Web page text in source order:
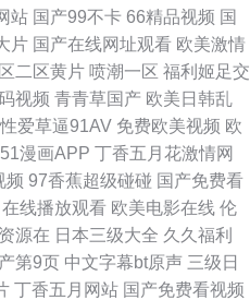
站 国产99不卡 66精品视频 国
片 国产在线网址观看 欧美激情
二区黄片 喷潮一区 福利姬足交
视频 青青草国产 欧美日韩乱
性爱草逼91AV 免费欧美视频 欧
51漫画APP 丁香五月花激情网
频 97香蕉超级碰碰 国产免费看
在线播放观看 欧美电影在线 伦
源在 日本三级大全 久久福利
第9页 中文字幕bt原声 三级日
丁香五月网站 国产免费看视频